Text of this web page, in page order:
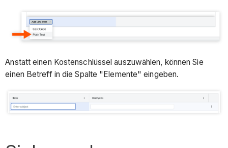
Anstatt einen Kostenschlüssel auszuwählen, können Sie
einen Betreff in die Spalte "Elemente" eingeben.